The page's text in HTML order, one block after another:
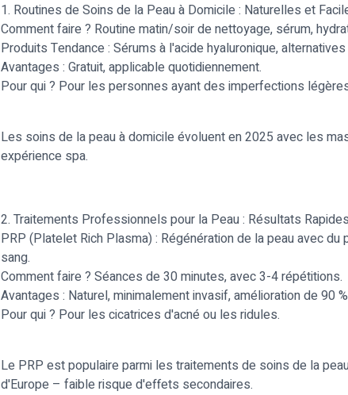
1. Routines de Soins de la Peau à Domicile : Naturelles et
Comment faire ? Routine matin/soir de nettoyage, sérum,
Produits Tendance : Sérums à l'acide hyaluronique,
Avantages : Gratuit, applicable quotidiennement.
Pour qui ? Pour les personnes ayant des imperfections
Les soins de la peau à domicile évoluent en 2025 avec les
expérience spa.
2. Traitements Professionnels pour la Peau : Résultats Rapides
PRP (Platelet Rich Plasma) : Régénération de la peau avec
sang.
Comment faire ? Séances de 30 minutes, avec 3-4 répétitions.
Avantages : Naturel, minimalement invasif, amélioration de 90
Pour qui ? Pour les cicatrices d'acné ou les ridules.
Le PRP est populaire parmi les traitements de soins de la
d'Europe – faible risque d'effets secondaires.